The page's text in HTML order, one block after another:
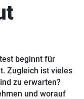
beginnt für
Zugleich ist vieles
zu erwarten?
und worauf